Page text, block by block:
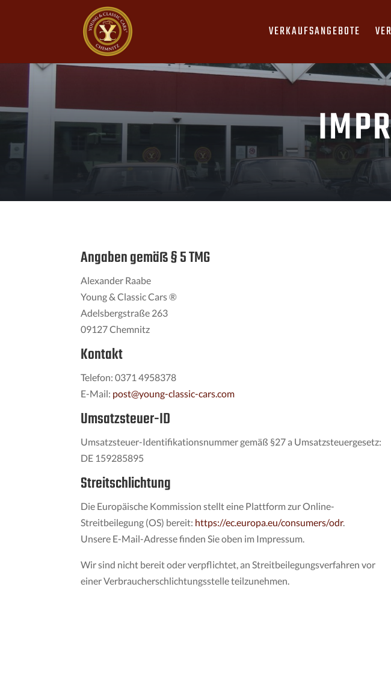
VERKAUFSANGEBOTE
Angaben gemäß § 5 TMG
Alexander Raabe
Young & Classic Cars ®
Adelsbergstraße 263
09127 Chemnitz
Kontakt
Telefon: 0371 4958378
E-Mail: post@young-classic-cars.com
Umsatzsteuer-ID
Umsatzsteuer-Identifikationsnummer gemäß §27 a Umsatzsteuergesetz:
DE 159285895
Streitschlichtung
Die Europäische Kommission stellt eine Plattform zur Online-
Streitbeilegung (OS) bereit: https://ec.europa.eu/consumers/odr.
Unsere E-Mail-Adresse finden Sie oben im Impressum.
Wir sind nicht bereit oder verpflichtet, an Streitbeilegungsverfahren vor
einer Verbraucherschlichtungsstelle teilzunehmen.